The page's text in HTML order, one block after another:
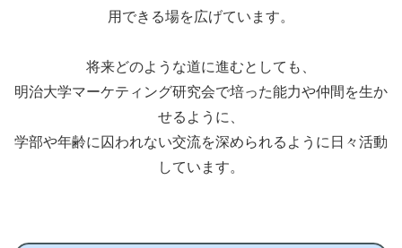
用できる場を広げています。
将来どのような道に進むとしても、
明治大学マーケティング研究会で培った能力や仲間を生か
せるように、
学部や年齢に囚われない交流を深められるように日々活動
しています。